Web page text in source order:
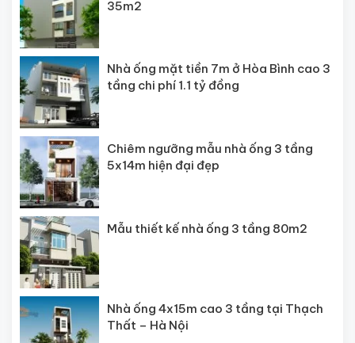
35m2
Nhà ống mặt tiền 7m ở Hòa Bình cao 3
tầng chi phí 1.1 tỷ đồng
Chiêm ngưỡng mẫu nhà ống 3 tầng
5x14m hiện đại đẹp
Mẫu thiết kế nhà ống 3 tầng 80m2
Nhà ống 4x15m cao 3 tầng tại Thạch
Thất – Hà Nội